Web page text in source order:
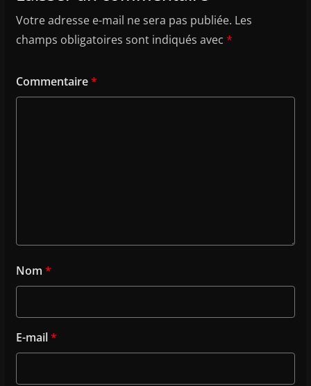
Votre adresse e-mail ne sera pas publiée. Les
champs obligatoires sont indiqués avec *
Commentaire*
Nom *
E-mail*